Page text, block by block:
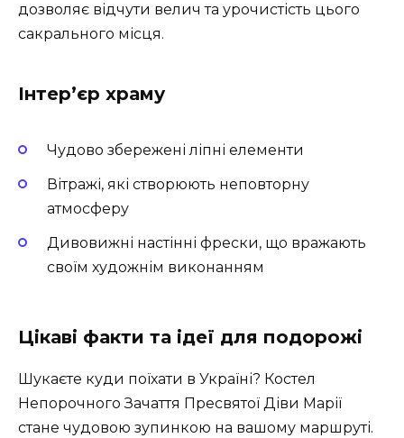
дозволяє відчути велич та урочистість цього
сакрального місця.
Інтер’єр храму
Чудово збережені ліпні елементи
Вітражі, які створюють неповторну
атмосферу
Дивовижні настінні фрески, що вражають
своїм художнім виконанням
Цікаві факти та ідеї для подорожі
Шукаєте куди поїхати в Україні? Костел
Непорочного Зачаття Пресвятої Діви Марії
стане чудовою зупинкою на вашому маршруті.